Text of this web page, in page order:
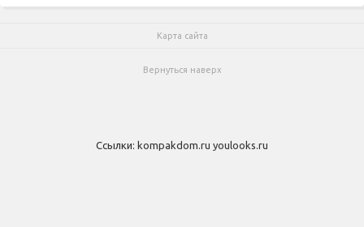
Карта сайта
Вернуться наверх
Ссылки: kompakdom.ru youlooks.ru